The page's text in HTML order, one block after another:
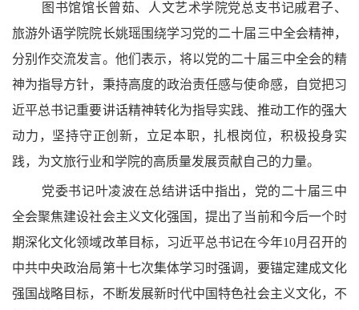
图书馆馆长曾茹、人文艺术学院党总支书记戚君子、
旅游外语学院院长姚瑶围绕学习党的二十届三中全会精神，
分别作交流发言。他们表示，将以党的二十届三中全会的精
神为指导方针，秉持高度的政治责任感与使命感，自觉把习
近平总书记重要讲话精神转化为指导实践、推动工作的强大
动力，坚持守正创新，立足本职，扎根岗位，积极投身实
践，为文旅行业和学院的高质量发展贡献自己的力量。
党委书记叶凌波在总结讲话中指出，党的二十届三中
全会聚焦建设社会主义文化强国，提出了当前和今后一个时
期深化文化领域改革目标，习近平总书记在今年10月召开的
中共中央政治局第十七次集体学习时强调，要锚定建成文化
强国战略目标，不断发展新时代中国特色社会主义文化，不